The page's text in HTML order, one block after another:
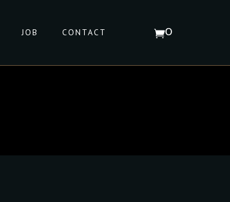
JOB CONTACT 0